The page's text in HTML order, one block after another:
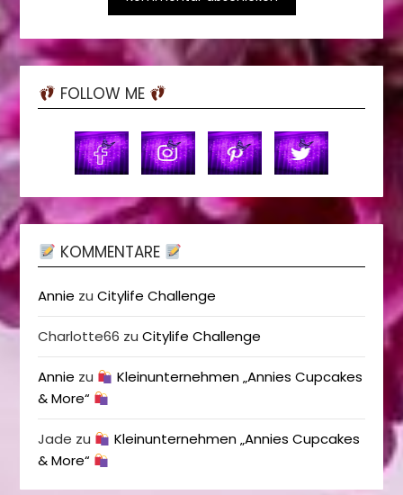
FOLLOW ME
KOMMENTARE
Annie zuCitylife Challenge
Charlotte66 zuCitylife Challenge
Annie zu
Kleinunternehmen „Annies Cupcakes
& More“
Jade zu
Kleinunternehmen „Annies Cupcakes
& More“